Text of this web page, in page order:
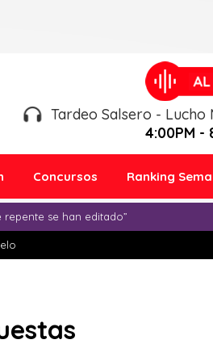
Tardeo Salsero - Lucho
4:00PM -
Concursos Ranking
se han editado”